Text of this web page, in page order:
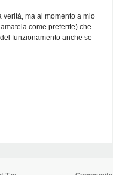
verità, ma al momento a mio
come preferite) che
funzionamento anche se